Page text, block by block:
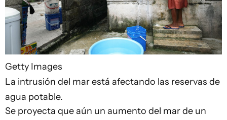
Getty Images
La intrusión del mar está afectando las reservas de
agua potable.
Se proyecta que aún un aumento del mar de un